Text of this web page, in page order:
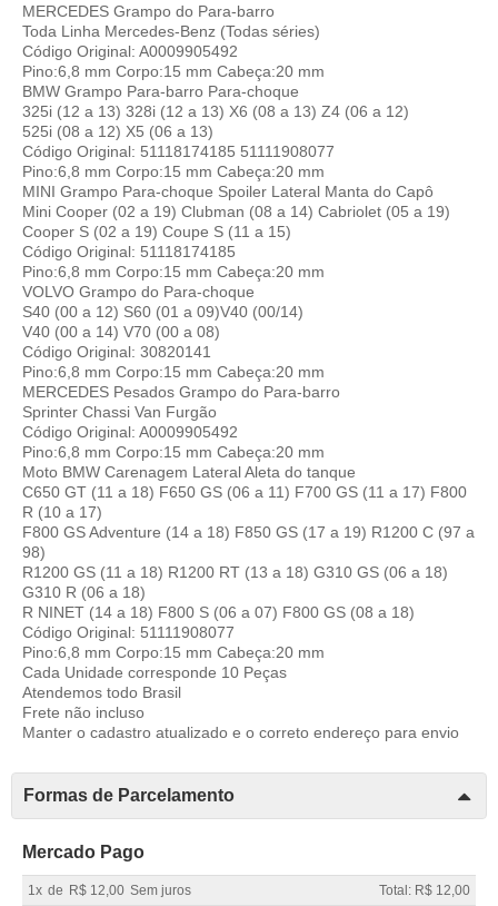
MERCEDES Grampo do Para-barro
Toda Linha Mercedes-Benz (Todas séries)
Código Original: A0009905492
Pino:6,8 mm Corpo:15 mm Cabeça:20 mm
BMW Grampo Para-barro Para-choque
325i (12 a 13) 328i (12 a 13) X6 (08 a 13) Z4 (06 a 12)
525i (08 a 12) X5 (06 a 13)
Código Original: 51118174185 51111908077
Pino:6,8 mm Corpo:15 mm Cabeça:20 mm
MINI Grampo Para-choque Spoiler Lateral Manta do Capô
Mini Cooper (02 a 19) Clubman (08 a 14) Cabriolet (05 a 19)
Cooper S (02 a 19) Coupe S (11 a 15)
Código Original: 51118174185
Pino:6,8 mm Corpo:15 mm Cabeça:20 mm
VOLVO Grampo do Para-choque
S40 (00 a 12) S60 (01 a 09)V40 (00/14)
V40 (00 a 14) V70 (00 a 08)
Código Original: 30820141
Pino:6,8 mm Corpo:15 mm Cabeça:20 mm
MERCEDES Pesados Grampo do Para-barro
Sprinter Chassi Van Furgão
Código Original: A0009905492
Pino:6,8 mm Corpo:15 mm Cabeça:20 mm
Moto BMW Carenagem Lateral Aleta do tanque
C650 GT (11 a 18) F650 GS (06 a 11) F700 GS (11 a 17) F800
R (10 a 17)
F800 GS Adventure (14 a 18) F850 GS (17 a 19) R1200 C (97 a
98)
R1200 GS (11 a 18) R1200 RT (13 a 18) G310 GS (06 a 18)
G310 R (06 a 18)
R NINET (14 a 18) F800 S (06 a 07) F800 GS (08 a 18)
Código Original: 51111908077
Pino:6,8 mm Corpo:15 mm Cabeça:20 mm
Cada Unidade corresponde 10 Peças
Atendemos todo Brasil
Frete não incluso
Manter o cadastro atualizado e o correto endereço para envio
Formas de Parcelamento
Mercado Pago
1x de R$ 12,00 Sem juros
Total: R$ 12,00